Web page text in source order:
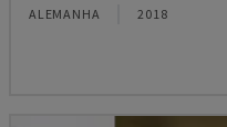
ALEMANHA 2018